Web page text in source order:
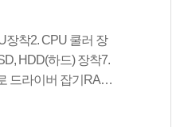
장착2. CPU 쿨러 장
HDD(하드) 장착7.
드라이버 잡기RAM